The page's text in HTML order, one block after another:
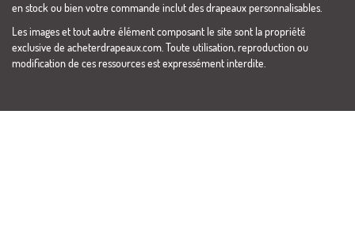
en stock ou bien votre commande inclut des drapeaux personnalisables.
Les images et tout autre élément composant le site sont la propriété
exclusive de acheterdrapeaux.com. Toute utilisation, reproduction ou
modification de ces ressources est expressément interdite.